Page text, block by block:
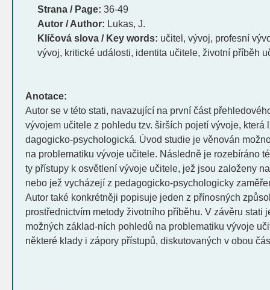
Strana / Page: 36-49
Autor / Author: Lukas, J.
Klíčová slova / Key words: učitel, vývoj, profesní
vývoj, kritické události, identita učitele, životní příběh
Anotace:
Autor se v této stati, navazující na první část
vývojem učitele z pohledu tzv. širších pojetí vývoje, která
dagogicko-psychologická. Úvod studie je věnován
na problematiku vývoje učitele. Následně je rozebíráno
ty přístupy k osvětlení vývoje učitele, jež jsou založeny
nebo jež vycházejí z pedagogicko-psychologicky
Autor také konkrétněji popisuje jeden z přínosných
prostřednictvím metody životního příběhu. V závěru stati
možných základ-ních pohledů na problematiku vývoje
některé klady i zápory přístupů, diskutovaných v obou